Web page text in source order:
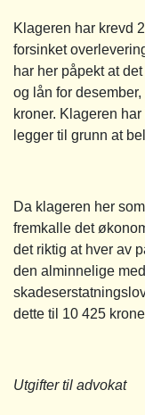
Klageren har krevd
forsinket
har her påpekt at
og lån for
kroner. Klageren
legger til grunn at
Da klageren her
fremkalle det
det riktig at hver av
den alminnelige
dette til 10 425
Utgifter til advokat